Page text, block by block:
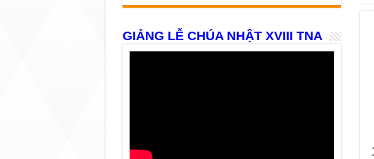
GIẢNG LỄ CHÚA NHẬT XVIII TNA